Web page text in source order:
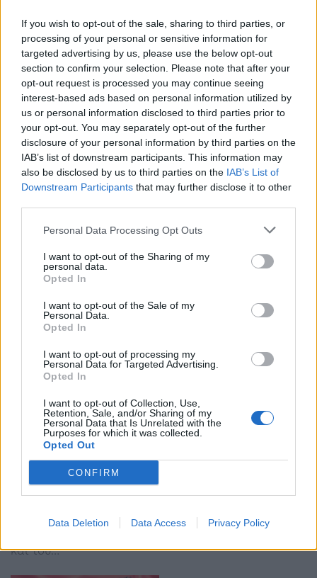
If you wish to opt-out of the sale, sharing to third parties, or
processing of your personal or sensitive information for
targeted advertising by us, please use the below opt-out
section to confirm your selection. Please note that after your
opt-out request is processed you may continue seeing
interest-based ads based on personal information utilized by
us or personal information disclosed to third parties prior to
your opt-out. You may separately opt-out of the further
disclosure of your personal information by third parties on the
IAB’s list of downstream participants. This information may
also be disclosed by us to third parties on the IAB’s List of
Downstream Participants that may further disclose it to other
Personal Data Processing Opt Outs
I want to opt-out of the Sharing of my
personal data.
Opted In
I want to opt-out of the Sale of my
Personal Data.
Opted In
I want to opt-out of processing my
Personal Data for Targeted Advertising.
Opted In
I want to opt-out of Collection, Use,
Retention, Sale, and/or Sharing of my
Personal Data that Is Unrelated with the
Purposes for which it was collected.
Opted Out
CONFIRM
Data Deletion Data Access Privacy Policy
βλέπουν οι πολίτες
20:02 - 9 Μαΐου 2023
Η ΝΔ κυριαρχεί στην παράσταση νίκης, δεν πείθει το
πρόγραμμα του ΣΥΡΙΖΑ
μονάδες η διαφορά ανάμεσα σε ΝΔ – ΣΥΡΙΖΑ
20:13 - 8 Μαΐου 2023
Στην πρώτη έρευνα μετά την απόφαση του Αρείου
Πάγου για το κόμμα Κασιδιάρη
ΗΠΑ – Δημοσκόπηση: Απορρίπτει Μπάιντεν –
Τραμπ σχεδόν το 50% των ψηφοφόρων
15:46 - 25 Απριλίου 2023
Η τριήμερη δημοσκόπηση που ολοκληρώθηκε χθες,
μία ημέρα πριν ο Μπάιντεν ανακοινώσει επίσημα
κοινή γνώμη δεν ενθουσιάζεται από την προοπτική
και του…